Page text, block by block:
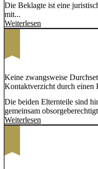
Die Beklagte ist eine
mit...
Weiterlesen
Keine zwangsweise
Kontaktverzicht durch einen
Die beiden Elternteile sind
gemeinsam
Weiterlesen